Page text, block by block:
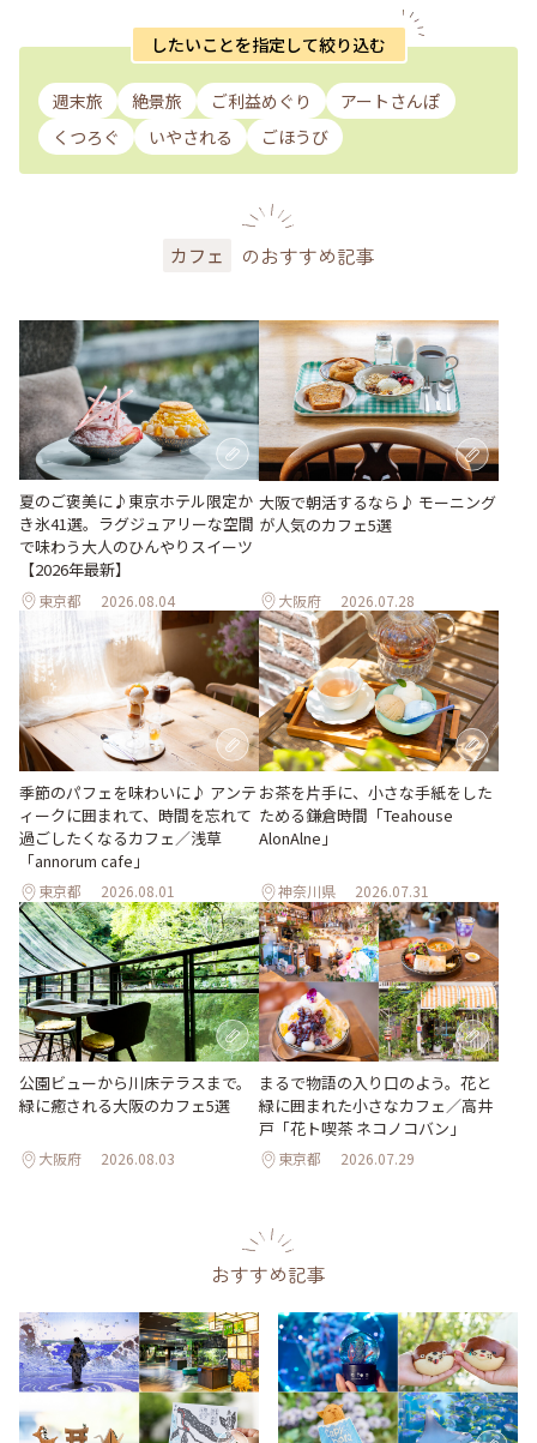
したいことを指定して絞り込む
週末旅 絶景旅 ご利益めぐり
アートさんぽ
くつろぐ
いやされる ごほうび
カフェ のおすすめ記事
夏のご褒美に♪東京ホテル限定か
き氷41選。ラグジュアリーな空間
で味わう大人のひんやりスイーツ
【2026年最新】
東京都 2026.08.04
大阪で朝活するなら♪ モーニング
が人気のカフェ5選
大阪府 2026.07.28
季節のパフェを味わいに♪ アンテ
ィークに囲まれて、時間を忘れて
過ごしたくなるカフェ／浅草
「annorum cafe」
東京都 2026.08.01
お茶を片手に、小さな手紙をした
ためる鎌倉時間「Teahouse
AlonAlne」
神奈川県 2026.07.31
公園ビューから川床テラスまで。
緑に癒される大阪のカフェ5選
大阪府 2026.08.03
まるで物語の入り口のよう。花と
緑に囲まれた小さなカフェ／高井
戸「花ト喫茶 ネコノコバン」
東京都 2026.07.29
おすすめ記事